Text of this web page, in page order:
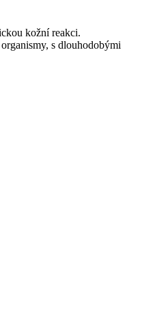
kožní reakci.
s dlouhodobými